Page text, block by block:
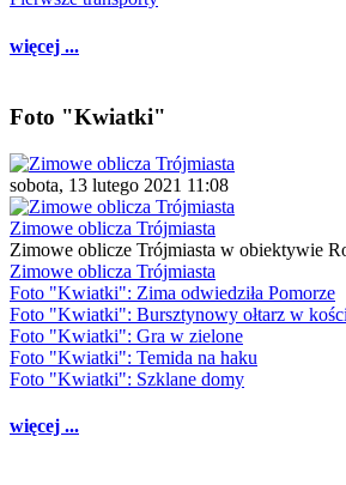
więcej ...
Foto "Kwiatki"
sobota, 13 lutego 2021 11:08
Zimowe oblicza Trójmiasta
Zimowe oblicze Trójmiasta w obiektywie
Zimowe oblicza Trójmiasta
Foto "Kwiatki": Zima odwiedziła Pomorze
Foto "Kwiatki": Bursztynowy ołtarz w
Foto "Kwiatki": Gra w zielone
Foto "Kwiatki": Temida na haku
Foto "Kwiatki": Szklane domy
więcej ...